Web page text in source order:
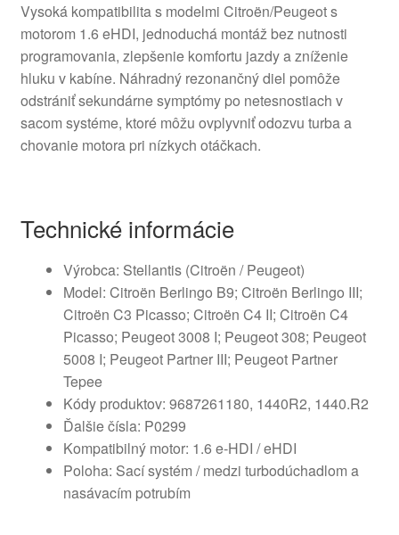
Vysoká kompatibilita s modelmi Citroën/Peugeot s
motorom 1.6 eHDI, jednoduchá montáž bez nutnosti
programovania, zlepšenie komfortu jazdy a zníženie
hluku v kabíne. Náhradný rezonančný diel pomôže
odstrániť sekundárne symptómy po netesnostiach v
sacom systéme, ktoré môžu ovplyvniť odozvu turba a
chovanie motora pri nízkych otáčkach.
Technické informácie
Výrobca: Stellantis (Citroën / Peugeot)
Model: Citroën Berlingo B9; Citroën Berlingo III;
Citroën C3 Picasso; Citroën C4 II; Citroën C4
Picasso; Peugeot 3008 I; Peugeot 308; Peugeot
5008 I; Peugeot Partner III; Peugeot Partner
Tepee
Kódy produktov: 9687261180, 1440R2, 1440.R2
Ďalšie čísla: P0299
Kompatibilný motor: 1.6 e‑HDI / eHDI
Poloha: Sací systém / medzi turbodúchadlom a
nasávacím potrubím